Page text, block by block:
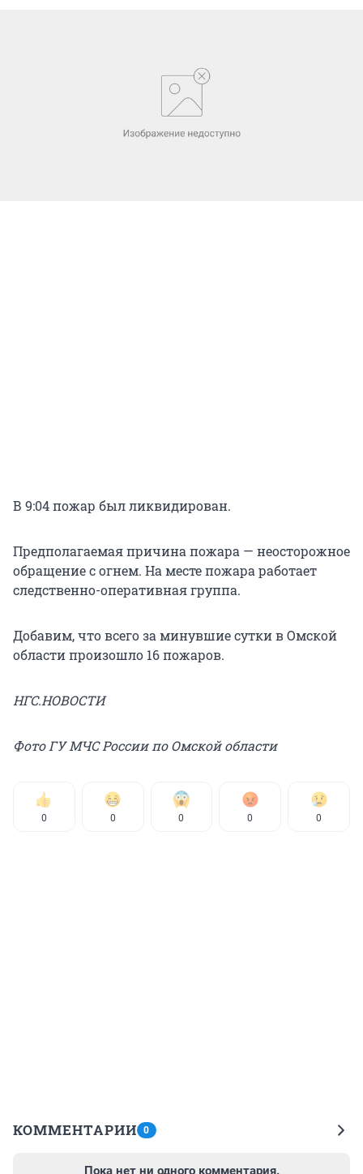
В 9:04 пожар был ликвидирован.
Предполагаемая причина пожара — неосторожное
обращение с огнем. На месте пожара работает
следственно-оперативная группа.
Добавим, что всего за минувшие сутки в Омской
области произошло 16 пожаров.
НГС.НОВОСТИ
Фото ГУ МЧС России по Омской области
0 0 0 0 0
КОММЕНТАРИИ 0
Пока нет ни одного комментария.